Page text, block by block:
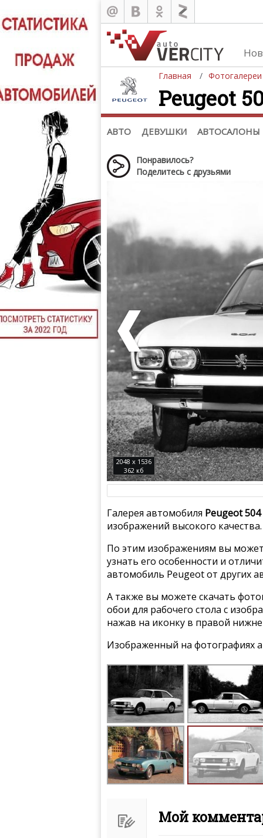
Главная Фотогалереи
Peugeot
АВТО ДЕВУШКИ АВТОСАЛОНЫ
Автомобили
Последние добавления
Список марок
(+1102)
Понравилось?
Поделитесь с друзьями
2048 x 1536
362 кб
Галерея автомобиля Peugeot
изображений высокого качества.
По этим изображениям вы
узнать его особенности и
автомобиль Peugeot от других
А также вы можете скачать
обои для рабочего стола с
нажав на иконку в правой
Изображенный на фотографиях
Мой